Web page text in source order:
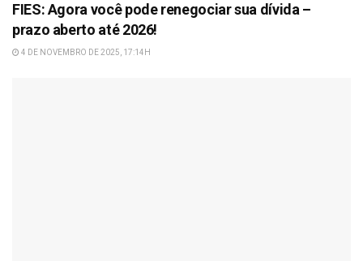
FIES: Agora você pode renegociar sua dívida –
prazo aberto até 2026!
4 DE NOVEMBRO DE 2025, 17:14H